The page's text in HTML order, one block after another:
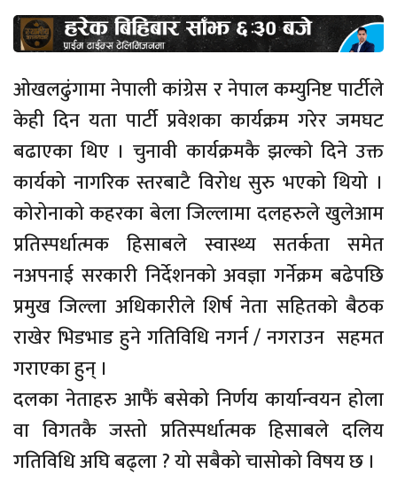
ओखलढुंगामा नेपाली कांग्रेस र नेपाल कम्युनिष्ट पार्टीले
केही दिन यता पार्टी प्रवेशका कार्यक्रम गरेर जमघट
बढाएका थिए । चुनावी कार्यक्रमकै झल्काे दिने उक्त
कार्यको नागरिक स्तरबाटै विरोध सुरु भएको थियो ।
कोरोनाको कहरका बेला जिल्लामा दलहरुले खुलेआम
प्रतिस्पर्धात्मक हिसाबले स्वास्थ्य सतर्कता समेत
नअपनाई सरकारी निर्देशनको अवज्ञा गर्नेक्रम बढेपछि
प्रमुख जिल्ला अधिकारीले शिर्ष नेता सहितको बैठक
राखेर भिडभाड हुने गतिविधि नगर्न / नगराउन सहमत
गराएका हुन् ।
दलका नेताहरु आफैं बसेको निर्णय कार्यान्वयन होला
वा विगतकै जस्तो प्रतिस्पर्धात्मक हिसाबले दलिय
गतिविधि अघि बढ्ला ? यो सबैको चासोको विषय छ ।